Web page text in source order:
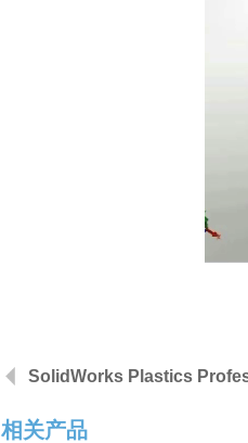
SolidWorks Plastics
相关产品